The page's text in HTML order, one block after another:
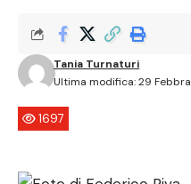
Ultima modifica: 29
Tania Turnaturi
1697